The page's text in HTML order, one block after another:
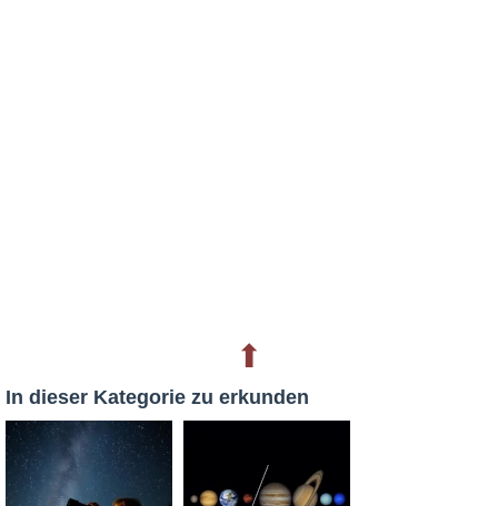
⬆
In dieser Kategorie zu erkunden